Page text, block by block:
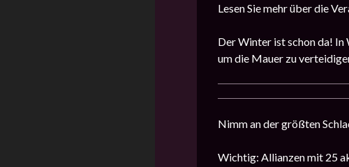
Lesen Sie mehr über die
Der Winter ist schon da! In
um die Mauer zu
Nimm an der größten
Wichtig: Allianzen mit 25